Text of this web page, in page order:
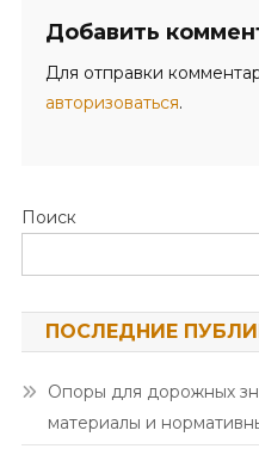
Добавить
Для отправки
авторизоваться.
Поиск
ПОСЛЕДНИЕ
Опоры для дорожных
материалы и